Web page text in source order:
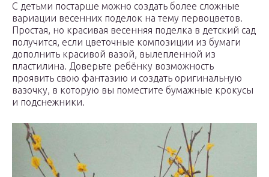
С детьми постарше можно создать более сложные
вариации весенних поделок на тему первоцветов.
Простая, но красивая весенняя поделка в детский сад
получится, если цветочные композиции из бумаги
дополнить красивой вазой, вылепленной из
пластилина. Доверьте ребёнку возможность
проявить свою фантазию и создать оригинальную
вазочку, в которую вы поместите бумажные крокусы
и подснежники.